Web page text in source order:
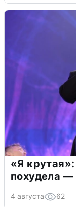
«Я
похудела —
4 августа 62